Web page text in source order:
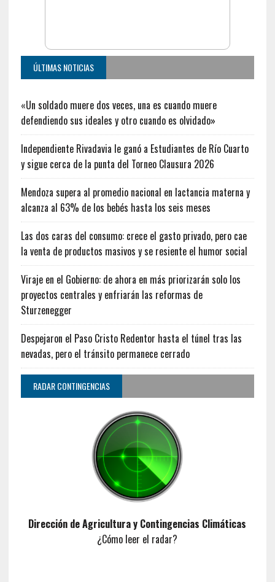
ÚLTIMAS NOTICIAS
«Un soldado muere dos veces, una es cuando muere
defendiendo sus ideales y otro cuando es olvidado»
Independiente Rivadavia le ganó a Estudiantes de Río Cuarto
y sigue cerca de la punta del Torneo Clausura 2026
Mendoza supera al promedio nacional en lactancia materna y
alcanza al 63% de los bebés hasta los seis meses
Las dos caras del consumo: crece el gasto privado, pero cae
la venta de productos masivos y se resiente el humor social
Viraje en el Gobierno: de ahora en más priorizarán solo los
proyectos centrales y enfriarán las reformas de
Sturzenegger
Despejaron el Paso Cristo Redentor hasta el túnel tras las
nevadas, pero el tránsito permanece cerrado
RADAR CONTINGENCIAS
Dirección de Agricultura y Contingencias Climáticas
¿Cómo leer el radar?